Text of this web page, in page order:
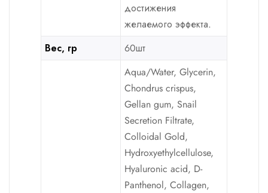
достижения
желаемого эффекта.
Вес, гр
60шт
Aqua/Water, Glycerin,
Chondrus crispus,
Gellan gum, Snail
Secretion Filtrate,
Colloidal Gold,
Hydroxyethylcellulose,
Hyaluronic acid, D-
Panthenol, Collagen,